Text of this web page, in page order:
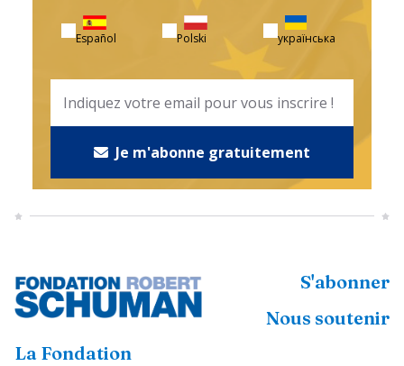
Español Polski українська
Je m'abonne gratuitement
S'abonner
Nous soutenir
La Fondation